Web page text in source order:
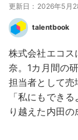
更新日：2026年5月
talentbook
株式会社エコス
奈。1カ月間の
担当者として売
「私にもでき
り越えた内田の